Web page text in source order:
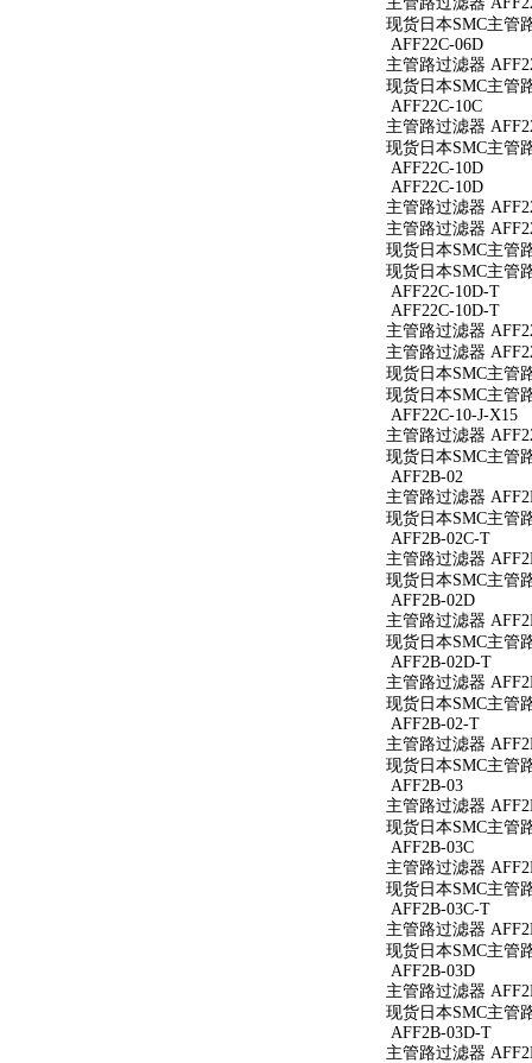
现货日本SMC主管
AFF22C-06D
主管路过滤器
现货日本SMC主管
AFF22C-10C
主管路过滤器
现货日本SMC主管
AFF22C-10D
AFF22C-10D
主管路过滤器
主管路过滤器
现货日本SMC主管
现货日本SMC主管
AFF22C-10D-T
AFF22C-10D-T
主管路过滤器
主管路过滤器
现货日本SMC主管
现货日本SMC主管
AFF22C-10-J-X15
主管路过滤器
现货日本SMC主管
AFF2B-02
主管路过滤器
现货日本SMC主管
AFF2B-02C-T
主管路过滤器
现货日本SMC主管
AFF2B-02D
主管路过滤器
现货日本SMC主管
AFF2B-02D-T
主管路过滤器
现货日本SMC主管
AFF2B-02-T
主管路过滤器
现货日本SMC主管
AFF2B-03
主管路过滤器
现货日本SMC主管
AFF2B-03C
主管路过滤器
现货日本SMC主管
AFF2B-03C-T
主管路过滤器
现货日本SMC主管
AFF2B-03D
主管路过滤器
现货日本SMC主管
AFF2B-03D-T
主管路过滤器